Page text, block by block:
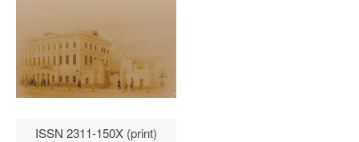
ISSN 2311-150X (print)